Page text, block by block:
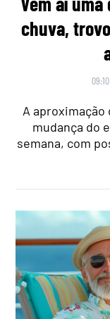
chuva,
A aproximação
mudança do
semana, com